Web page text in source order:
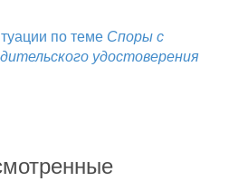
по теме Споры с
удостоверения